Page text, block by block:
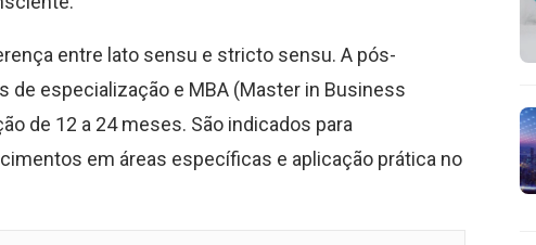
entre lato sensu e stricto sensu. A pós-
especialização e MBA (Master in Business
de 12 a 24 meses. São indicados para
em áreas específicas e aplicação prática no